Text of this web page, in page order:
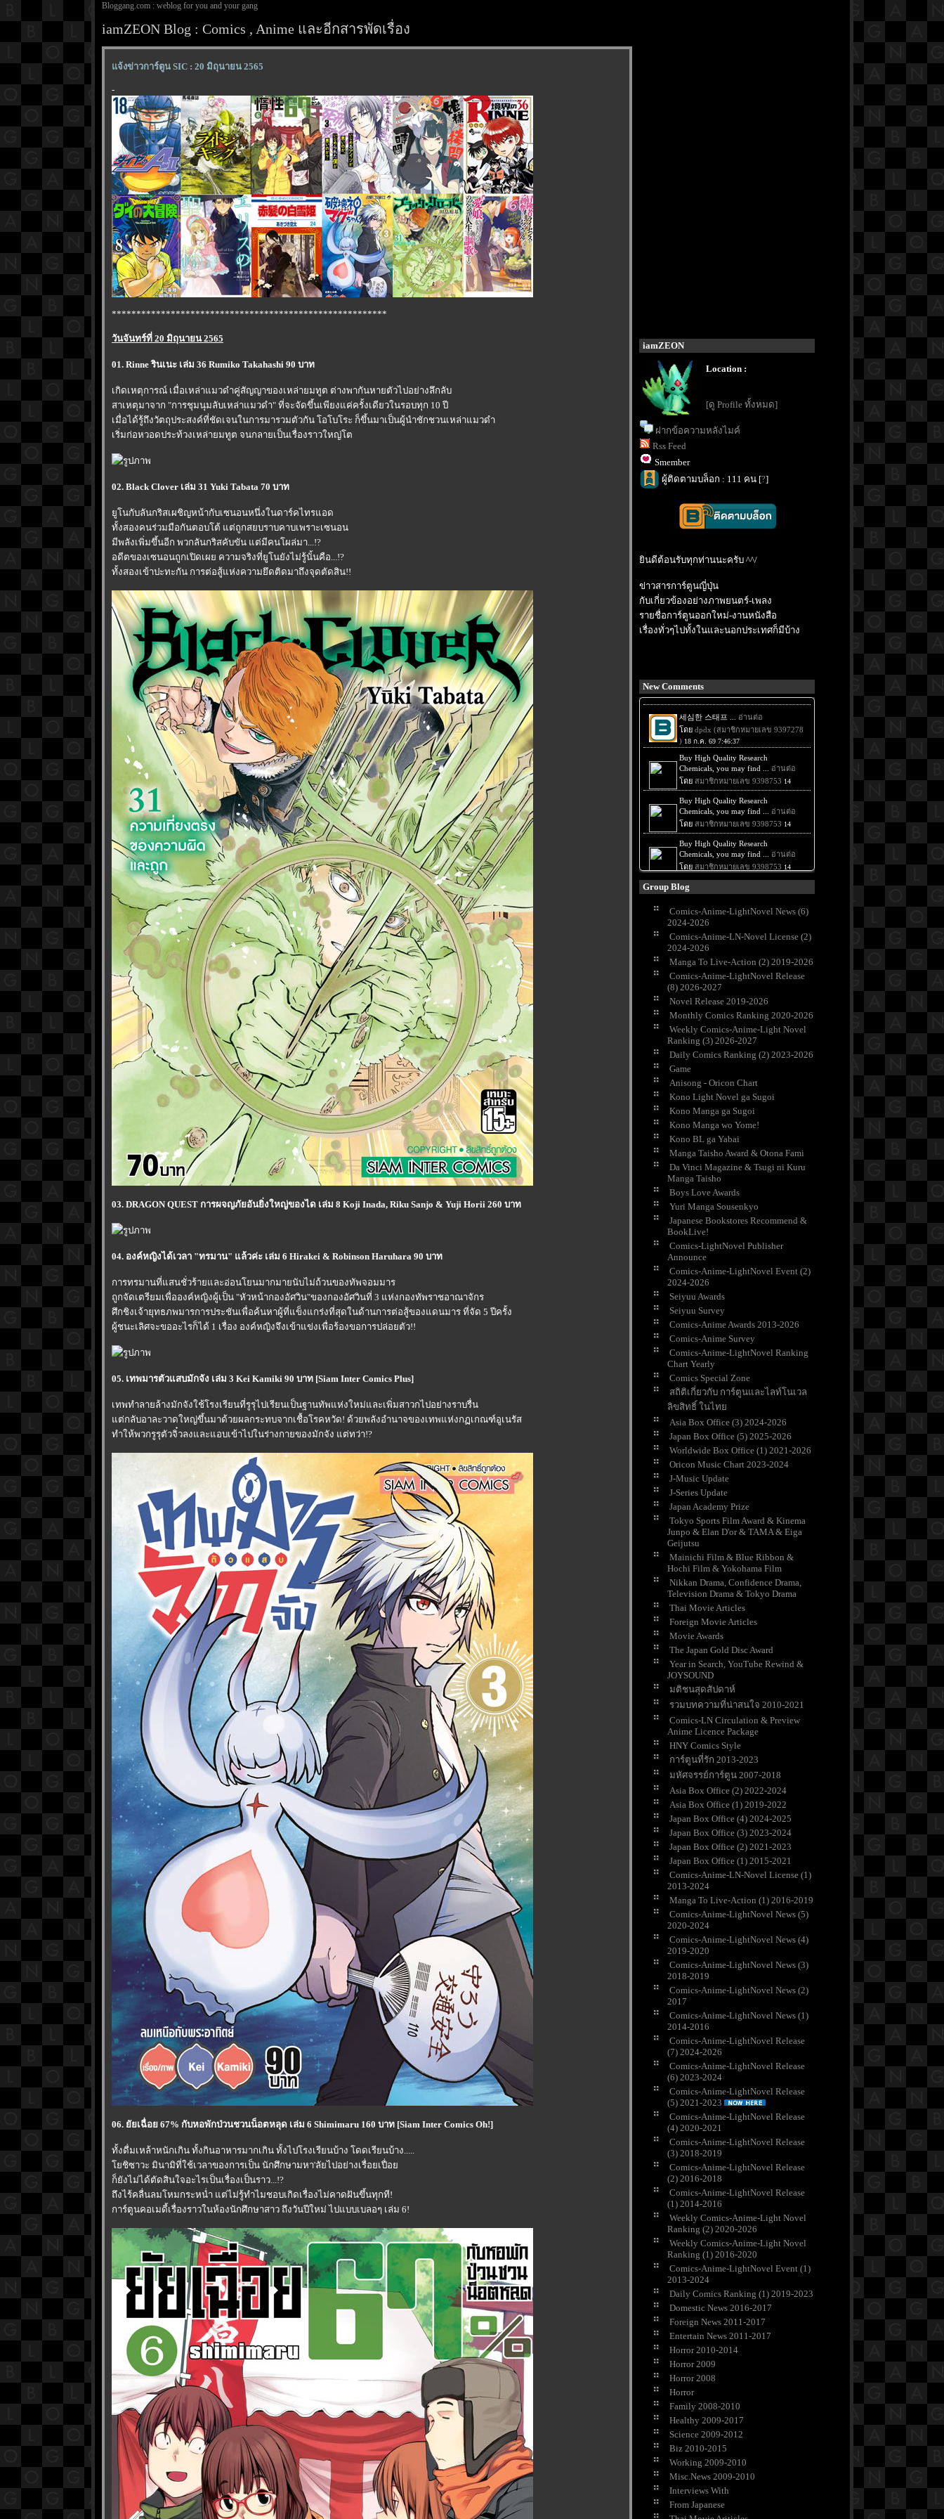
Bloggang.com : weblog for you and your gang
iamZEON Blog : Comics , Anime และอีกสารพัดเรื่อง
จ้งข่าวการ์ตูน SIC : 20 มิถุนายน 2565
-
********************************************************
วันจันทร์ที่ 20 มิถุนายน 2565
01. Rinne รินเนะ เล่ม 36 Rumiko Takahashi 90 บาท
เกิดเหตุการณ์ เมื่อเหล่าแมวดำคู่สัญญาของเหล่ายมทูต ต่างพากันหายตัวไปอย่างลึกลับ
สาเหตุมาจาก "การชุมนุมลับเหล่าแมวดำ" ที่จะจัดขึ้นเพียงแค่ครั้งเดียวในรอบทุก 10 ปี
เมื่อได้รู้ถึงวัตถุประสงค์ที่ชัดเจนในการมารวมตัวกัน โอโบโระ ก็ขึ้นมาเป็นผู้นำชักชวนเหล่าแมวดำ
เริ่มก่อหวอดประท้วงเหล่ายมทูต จนกลายเป็นเรื่องราวใหญ่โต
02. Black Clover เล่ม 31 Yuki Tabata 70 บาท
ูโนกับลันกริสเผชิญหน้ากับเซนอนหนึ่งในดาร์คไทรแอด
ทั้งสองคนร่วมมือกันตอบโต้ แต่ถูกสยบราบคาบเพราะเซนอน
มีพลังเพิ่มขึ้นอีก พวกลันกริสคับขัน แต่มีคนโผล่มา...!?
อดีตของเซนอนถูกเปิดเผย ความจริงที่ยูโนยังไม่รู้นั้นคือ...!?
ทั้งสองเข้าปะทะกัน การต่อสู้แห่งความยึดติดมาถึงจุดตัดสิน!!
03. DRAGON QUEST การผจญภัยอันยิ่งใหญ่ของได เล่ม 8 Koji Inada, Riku Sanjo & Yuji Horii 260 บาท
04. องค์หญิงได้เวลา "ทรมาน" แล้วค่ะ เล่ม 6 Hirakei & Robinson Haruhara 90 บาท
การทรมานที่แสนชั่วร้ายและอ่อนโยนมากมายนับไม่ถ้วนของทัพจอมมาร
ถูกจัดเตรียมเพื่อองค์หญิงผู้เป็น "หัวหน้ากองอัศวิน"ของกองอัศวินที่ 3 แห่งกองทัพราชอาณาจักร
ศึกชิงเจ้ายุทธภพมารการประชันเพื่อค้นหาผู้ที่แข็งแกร่งที่สุดในด้านการต่อสู้ของแดนมาร ที่จัด 5 ปีครั้ง
ผู้ชนะเลิศจะขออะไรก็ได้ 1 เรื่อง องค์หญิงจึงเข้าแข่งเพื่อร้องขอการปล่อยตัว!!
05. เทพมารตัวแสบมักจัง เล่ม 3 Kei Kamiki 90 บาท [Siam Inter Comics Plus]
เทพทำลายล้างมักจังใช้โรงเรียนที่รูรุไปเรียนเป็นฐานทัพแห่งใหม่และเพิ่มสาวกไปอย่างราบรื่น
ต่กลับอาละวาดใหญ่ขึ้นมาด้วยผลกระทบจากเชื้อโรคหวัด! ด้วยพลังอำนาจของเทพแห่งกฏเกณฑ์อูเนรัส
ทำให้พวกรูรุตัวจิ๋วลงและแอบเข้าไปในร่างกายของมักจัง แต่ทว่า!?
06. ยัยเฉื่อย 67% กับหอพักป่วนชวนน็อตหลุด เล่ม 6 Shimimaru 160 บาท [Siam Inter Comics Oh!]
ทั้งดื่มเหล้าหนักเกิน ทั้งกินอาหารมากเกิน ทั้งไปโรงเรียนบ้าง โดดเรียนบ้าง.....
ชิซาวะ มินามิที่ใช้เวลาของการเป็น นักศึกษามหา'ลัยไปอย่างเรื่อยเปื่อ
ก็ยังไม่ได้ตัดสินใจอะไรเป็นเรื่องเป็นราว...!?
ถึงไร้คลื่นลมโหมกระหน่ำ แต่ไม่รู้ทำไมชอบเกิดเรื่องไม่คาดฝันขึ้นทุกที!
การ์ตูนคอเมดี้เรื่องราวในห้องนักศึกษาสาว ถึงวันปีใหม่ ไปแบบเบลอๆ เล่ม 6!
iamZEON
Location :
[ดู Profile ทั้งหมด]
ฝากข้อความหลังไมค์
Rss Feed
Smember
ผู้ติดตามบล็อก : 111 คน [?]
ินดีต้อนรับทุกท่านนะครับ ^^/
ข่าวสารการ์ตูนญี่ปุ่น
กับเกี่ยวข้องอย่างภาพยนตร์-เพลง
รายชื่อการ์ตูนออกใหม่-งานหนังสือ
เรื่องทั่วๆไปทั้งในและนอกประเทศก็มีบ้าง
New Comments
Group Blog
Comics-Anime-LightNovel News (6)
2024-2026
Comics-Anime-LN-Novel License (2)
2024-2026
Manga To Live-Action (2) 2019-2026
Comics-Anime-LightNovel Release
(8) 2026-2027
Novel Release 2019-2026
Monthly Comics Ranking 2020-2026
Weekly Comics-Anime-Light Novel
Ranking (3) 2026-2027
Daily Comics Ranking (2) 2023-2026
Game
Anisong - Oricon Chart
Kono Light Novel ga Sugoi
Kono Manga ga Sugoi
Kono Manga wo Yome!
Kono BL ga Yabai
Manga Taisho Award & Otona Fami
Da Vinci Magazine & Tsugi ni Kuru
Manga Taisho
Boys Love Awards
Yuri Manga Sousenkyo
Japanese Bookstores Recommend &
BookLive!
Comics-LightNovel Publisher
Announce
Comics-Anime-LightNovel Event (2)
2024-2026
Seiyuu Awards
Seiyuu Survey
Comics-Anime Awards 2013-2026
Comics-Anime Survey
Comics-Anime-LightNovel Ranking
Chart Yearly
Comics Special Zone
สถิติเกี่ยวกับ การ์ตูนและไลท์โนเวล
ลิขสิทธิ์ ในไท
Asia Box Office (3) 2024-2026
Japan Box Office (5) 2025-2026
Worldwide Box Office (1) 2021-2026
Oricon Music Chart 2023-2024
J-Music Update
J-Series Update
Japan Academy Prize
Tokyo Sports Film Award & Kinema
Junpo & Elan D'or & TAMA & Eiga
Geijutsu
Mainichi Film & Blue Ribbon &
Hochi Film & Yokohama Film
Nikkan Drama, Confidence Drama,
Television Drama & Tokyo Drama
Thai Movie Articles
Foreign Movie Articles
Movie Awards
The Japan Gold Disc Award
Year in Search, YouTube Rewind &
JOYSOUND
มติชนสุดสัปดาห์
รวมบทความที่น่าสนใจ 2010-2021
Comics-LN Circulation & Preview
Anime Licence Package
HNY Comics Style
การ์ตูนที่รัก 2013-2023
มหัศจรรย์การ์ตูน 2007-2018
Asia Box Office (2) 2022-2024
Asia Box Office (1) 2019-2022
Japan Box Office (4) 2024-2025
Japan Box Office (3) 2023-2024
Japan Box Office (2) 2021-2023
Japan Box Office (1) 2015-2021
Comics-Anime-LN-Novel License (1)
2013-2024
Manga To Live-Action (1) 2016-2019
Comics-Anime-LightNovel News (5)
2020-2024
Comics-Anime-LightNovel News (4)
2019-2020
Comics-Anime-LightNovel News (3)
2018-2019
Comics-Anime-LightNovel News (2)
2017
Comics-Anime-LightNovel News (1)
2014-2016
Comics-Anime-LightNovel Release
(7) 2024-2026
Comics-Anime-LightNovel Release
(6) 2023-2024
Comics-Anime-LightNovel Release
(5) 2021-2023
Comics-Anime-LightNovel Release
(4) 2020-2021
Comics-Anime-LightNovel Release
(3) 2018-2019
Comics-Anime-LightNovel Release
(2) 2016-2018
Comics-Anime-LightNovel Release
(1) 2014-2016
Weekly Comics-Anime-Light Novel
Ranking (2) 2020-2026
Weekly Comics-Anime-Light Novel
Ranking (1) 2016-2020
Comics-Anime-LightNovel Event (1)
2013-2024
Daily Comics Ranking (1) 2019-2023
Domestic News 2016-2017
Foreign News 2011-2017
Entertain News 2011-2017
Horror 2010-2014
Horror 2009
Horror 2008
Horror
Family 2008-2010
Healthy 2009-2017
Science 2009-2012
Biz 2010-2015
Working 2009-2010
Misc.News 2009-2010
Interviews With
From Japanese